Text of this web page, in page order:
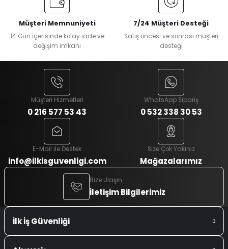
Müşteri Memnuniyeti
14 Gün içerisinde kolay iade ve
değişim imkanı
7/24 Müşteri Desteği
Satış öncesi ve sonrası müşteri
desteği
Müşteri Hizmetleri
0 216 577 53 43
WhatsApp Sipariş
0 532 338 30 53
E-Mail ile Destek
info@ilkisguvenligi.com
Size Çok Yakınız
Mağazalarımız
Bize Ulaşın
İletişim Bilgilerimiz
İlk İş Güvenliği